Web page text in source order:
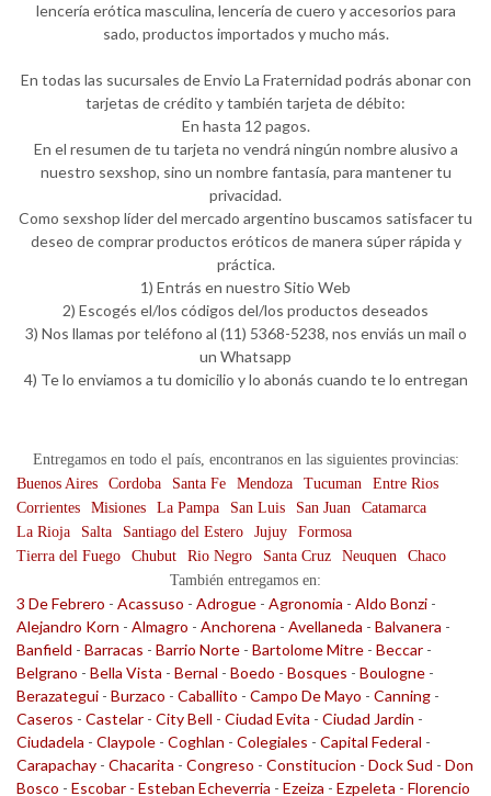
lencería erótica masculina, lencería de cuero y accesorios para
sado, productos importados y mucho más.
En todas las sucursales de Envio La Fraternidad podrás abonar con
tarjetas de crédito y también tarjeta de débito:
En hasta 12 pagos.
En el resumen de tu tarjeta no vendrá ningún nombre alusivo a
nuestro sexshop, sino un nombre fantasía, para mantener tu
privacidad.
Como sexshop líder del mercado argentino buscamos satisfacer tu
deseo de comprar productos eróticos de manera súper rápida y
práctica.
1) Entrás en nuestro Sitio Web
2) Escogés el/los códigos del/los productos deseados
3) Nos llamas por teléfono al (11) 5368-5238, nos enviás un mail o
un Whatsapp
4) Te lo enviamos a tu domicilio y lo abonás cuando te lo entregan
Entregamos en todo el país, encontranos en las siguientes provincias:
Buenos Aires
Cordoba Santa Fe Mendoza Tucuman
Entre Rios
Corrientes
Misiones La Pampa San Luis San Juan
Catamarca
La Rioja
Salta Santiago del Estero Jujuy
Formosa
Tierra del Fuego
Chubut Rio Negro Santa Cruz Neuquen
Chaco
También entregamos en:
3 De Febrero - Acassuso - Adrogue - Agronomia - Aldo Bonzi -
Alejandro Korn - Almagro - Anchorena - Avellaneda - Balvanera -
Banfield - Barracas - Barrio Norte - Bartolome Mitre - Beccar -
Belgrano - Bella Vista - Bernal - Boedo - Bosques - Boulogne -
Berazategui - Burzaco - Caballito - Campo De Mayo - Canning -
Caseros - Castelar - City Bell - Ciudad Evita - Ciudad Jardin -
Ciudadela - Claypole - Coghlan - Colegiales - Capital Federal -
Carapachay - Chacarita - Congreso - Constitucion - Dock Sud - Don
Bosco - Escobar - Esteban Echeverria - Ezeiza - Ezpeleta - Florencio